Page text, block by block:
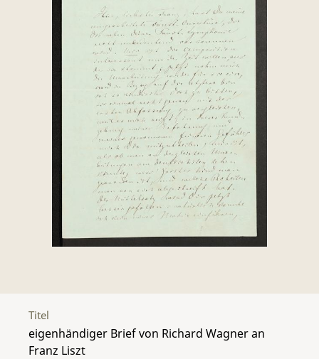
Titel
eigenhändiger Brief von Richard Wagner an
Franz Liszt